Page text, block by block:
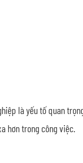
là yếu tố quan
hơn trong công việc.